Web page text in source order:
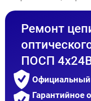
Ремонт
ПОСП
Официальный
Гарантийное